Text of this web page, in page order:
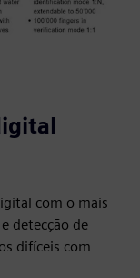
com o mais
detecção de
difíceis com